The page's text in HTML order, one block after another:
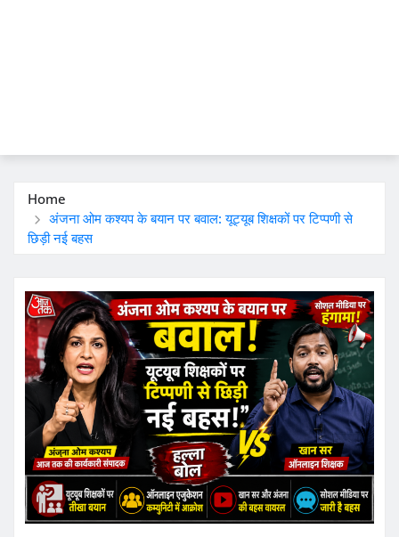
Home
अंजना ओम कश्यप के बयान पर बवाल: यूट्यूब शिक्षकों पर टिप्पणी से
छिड़ी नई बहस